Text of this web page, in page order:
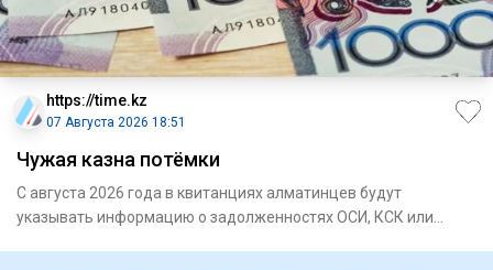
https://time.kz
07 Августа 2026 18:51
Чужая казна потёмки
С августа 2026 года в квитанциях алматинцев будут
указывать информацию о задолженностях ОСИ, КСК или